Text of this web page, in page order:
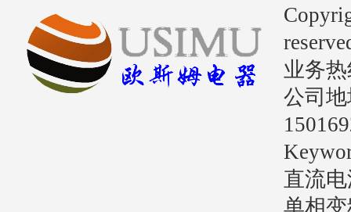
业务热
公司
直流
单相